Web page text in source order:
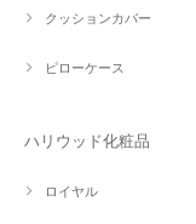
クッションカバー
ピローケース
ハリウッド化粧品
ロイヤル